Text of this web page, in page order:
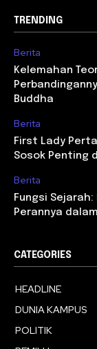
TRENDING
Berita
Kelemahan
Buddha
Berita
First Lady
Sosok Penting
Berita
Fungsi
Perannya
CATEGORIES
HEADLINE
DUNIA KAMPUS
POLITIK